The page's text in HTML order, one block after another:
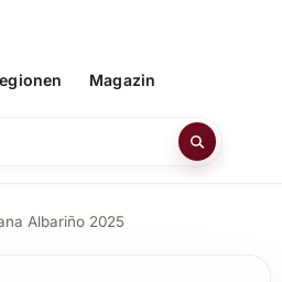
Magazin
Albariño 2025